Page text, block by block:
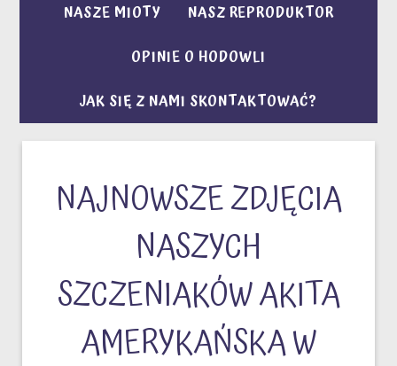
NASZE MIOTY
NASZ REPRODUKTOR
OPINIE O HODOWLI
JAK SIĘ Z NAMI SKONTAKTOWAĆ?
NAJNOWSZE ZDJĘCIA
NASZYCH
SZCZENIAKÓW AKITA
AMERYKAŃSKA W